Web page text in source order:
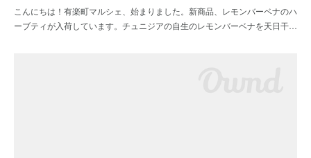
こんにちは！有楽町マルシェ、始まりました。新商品、レモンバーベナのハ
ーブティが入荷しています。チュニジアの自生のレモンバーベナを天日干…